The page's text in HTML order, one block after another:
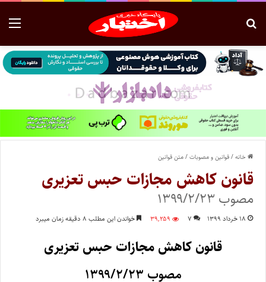
خانه/قوانین و مصوبات/متن قوانین
قانون کاهش مجازات حبس تعزیری
مصوب ۱۳۹۹/۲/۲۳
۱۸ خرداد ۱۳۹۹ ۷ ۳۹,۲۵۹ خواندن این مطلب ۸ دقیقه زمان میبرد
قانون کاهش مجازات حبس تعزیری
مصوب ۱۳۹۹/۲/۲۳